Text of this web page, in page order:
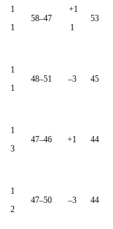
1
1
58–47
+1
1
53
1
1
48–51 –3 45
1
3
47–46 +1 44
1
2
47–50 –3 44